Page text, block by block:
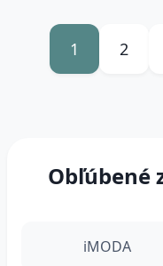
1 2
Obľúbené
iMODA